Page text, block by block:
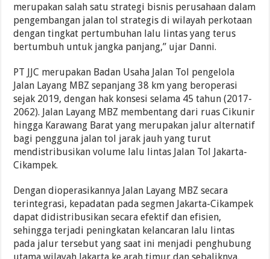
merupakan salah satu strategi bisnis perusahaan dalam
pengembangan jalan tol strategis di wilayah perkotaan
dengan tingkat pertumbuhan lalu lintas yang terus
bertumbuh untuk jangka panjang,” ujar Danni.
PT JJC merupakan Badan Usaha Jalan Tol pengelola
Jalan Layang MBZ sepanjang 38 km yang beroperasi
sejak 2019, dengan hak konsesi selama 45 tahun (2017-
2062). Jalan Layang MBZ membentang dari ruas Cikunir
hingga Karawang Barat yang merupakan jalur alternatif
bagi pengguna jalan tol jarak jauh yang turut
mendistribusikan volume lalu lintas Jalan Tol Jakarta-
Cikampek.
Dengan dioperasikannya Jalan Layang MBZ secara
terintegrasi, kepadatan pada segmen Jakarta-Cikampek
dapat didistribusikan secara efektif dan efisien,
sehingga terjadi peningkatan kelancaran lalu lintas
pada jalur tersebut yang saat ini menjadi penghubung